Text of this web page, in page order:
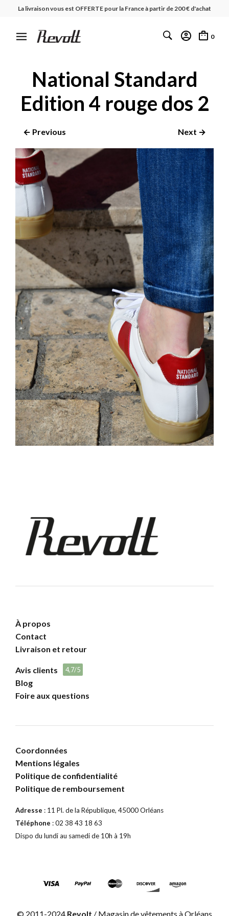
La livraison vous est OFFERTE pour la France à partir de 200 € d'achat
0
National Standard
Edition 4 rouge dos 2
← Previous Next →
À propos
Contact
Livraison et retour
Avis clients 4,7/5
Blog
Foire aux questions
Coordonnées
Mentions légales
Politique de confidentialité
Politique de remboursement
Adresse : 11 Pl. de la République, 45000 Orléans
Téléphone : 02 38 43 18 63
Dispo du lundi au samedi de 10h à 19h
© 2011-2024 Revolt / Magasin de vêtements à Orléans